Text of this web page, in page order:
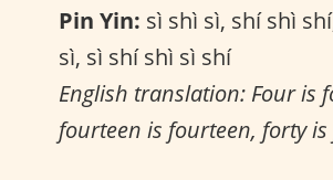
Pin Yin: sì shì sì, shí shì
sì, sì shí shì sì shí
English translation: Four is
fourteen is fourteen, forty is